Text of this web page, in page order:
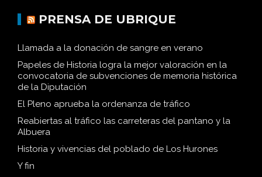
PRENSA DE UBRIQUE
Llamada a la donación de sangre en verano
Papeles de Historia logra la mejor valoración en la
convocatoria de subvenciones de memoria histórica
de la Diputación
El Pleno aprueba la ordenanza de tráfico
Reabiertas al tráfico las carreteras del pantano y la
Albuera
Historia y vivencias del poblado de Los Hurones
Y fin